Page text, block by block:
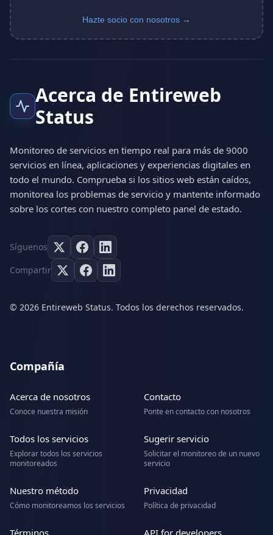
Hazte socio con nosotros →
Acerca de Entireweb
Status
Monitoreo de servicios en tiempo real para más de 9000
servicios en línea, aplicaciones y experiencias digitales en
todo el mundo. Comprueba si los sitios web están caídos,
monitorea los problemas de servicio y mantente informado
sobre los cortes con nuestro completo panel de estado.
Síguenos
Compartir
© 2026 Entireweb Status. Todos los derechos reservados.
Compañía
Acerca de nosotros
Conoce nuestra misión
Contacto
Ponte en contacto con nosotros
Todos los servicios
Explorar todos los servicios
monitoreados
Sugerir servicio
Solicitar el monitoreo de un nuevo
servicio
Nuestro método
Cómo monitoreamos los servicios
Privacidad
Política de privacidad